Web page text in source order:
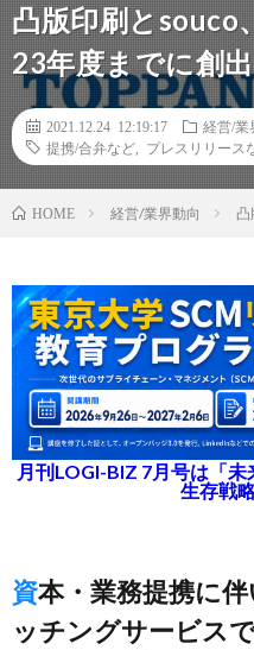
凸版印刷とsouco
23年度までに創
2021.12.24 12:19:17
経営/業
提携/合弁など
プレスリリース
HOME 経営/業界動向
月刊LOGI-BIZ 7月号は「
生存戦
資本・業務提携に伴い、倉庫と借り手のマ
ッチングサービス